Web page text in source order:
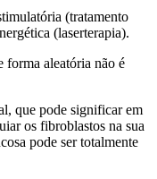
(tratamento
(laserterapia).
forma aleatória não é
que pode significar em
os fibroblastos na sua
pode ser totalmente